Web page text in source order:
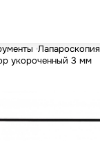
Лапароскопия
укороченный 3 мм